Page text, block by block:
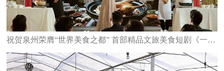
祝贺泉州荣膺“世界美食之都” 首部精品文旅美食短剧《一碗泉州之姜母鸭》6日上线